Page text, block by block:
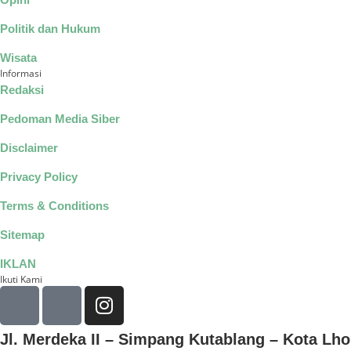
Politik dan Hukum
Wisata
Informasi
Redaksi
Pedoman Media Siber
Disclaimer
Privacy Policy
Terms & Conditions
Sitemap
IKLAN
Ikuti Kami
Jl. Merdeka II – Simpang Kutablang – Kota